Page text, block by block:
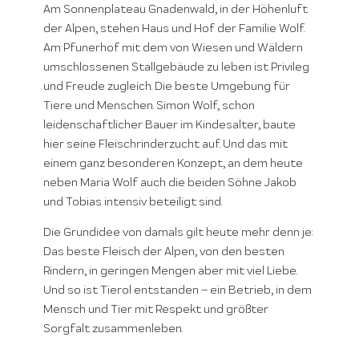
Am Sonnenplateau Gnadenwald, in der Höhenluft
der Alpen, stehen Haus und Hof der Familie Wolf.
Am Pfunerhof mit dem von Wiesen und Wäldern
umschlossenen Stallgebäude zu leben ist Privileg
und Freude zugleich. Die beste Umgebung für
Tiere und Menschen. Simon Wolf, schon
leidenschaftlicher Bauer im Kindesalter, baute
hier seine Fleischrinderzucht auf. Und das mit
einem ganz besonderen Konzept, an dem heute
neben Maria Wolf auch die beiden Söhne Jakob
und Tobias intensiv beteiligt sind.
Die Grundidee von damals gilt heute mehr denn je:
Das beste Fleisch der Alpen, von den besten
Rindern, in geringen Mengen aber mit viel Liebe.
Und so ist Tierol entstanden – ein Betrieb, in dem
Mensch und Tier mit Respekt und größter
Sorgfalt zusammenleben.